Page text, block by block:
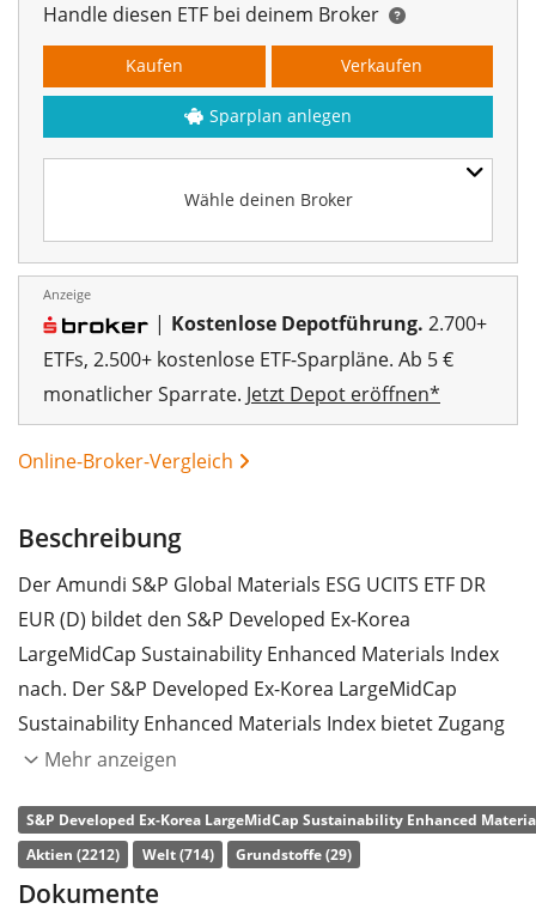
Handle diesen ETF bei deinem Broker
Wähle deinen Broker
Kaufen Verkaufen
Sparplan anlegen
Anzeige
| Kostenlose Depotführung. 2.700+
ETFs, 2.500+ kostenlose ETF-Sparpläne. Ab 5 €
monatlicher Sparrate. Jetzt Depot eröffnen*
Online-Broker-Vergleich
Beschreibung
Der Amundi S&P Global Materials ESG UCITS ETF DR
EUR (D) bildet den S&P Developed Ex-Korea
LargeMidCap Sustainability Enhanced Materials Index
nach. Der S&P Developed Ex-Korea LargeMidCap
Sustainability Enhanced Materials Index bietet Zugang
zum Grundstoffe-Sektor. Die enthaltenen Titel werden
Unternehmensführung) gefiltert.
Die TER (Gesamtkostenquote) des ETF liegt bei
Mehr anzeigen
S&P Developed Ex-Korea LargeMidCap Sustainability Enhanced
Aktien (2212)
Welt (714) Grundstoffe (29)
Dokumente